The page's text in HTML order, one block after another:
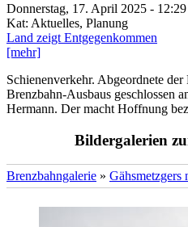
Donnerstag, 17. April 2025 -
Kat: Aktuelles, Planung
Land zeigt Entgegenkommen
[mehr]
Schienenverkehr. Abgeordnete
Brenzbahn-Ausbaus geschlossen
Hermann. Der macht Hoffnung
Bildergalerien
Brenzbahngalerie » Gähsmetzgers